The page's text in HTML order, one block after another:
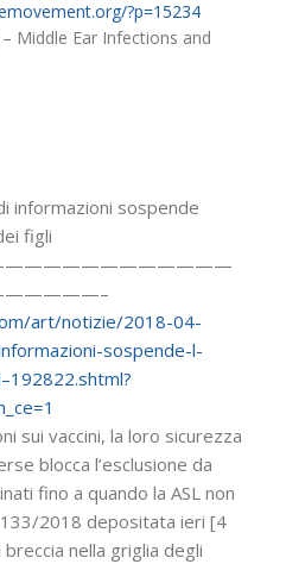
?p=15234
Middle Ear Infections and
informazioni sospende
figli
art/notizie/2018-04-
sospende-l-
sui vaccini, la loro sicurezza
blocca l’esclusione da
fino a quando la ASL non
133/2018 depositata ieri [4
nella griglia degli